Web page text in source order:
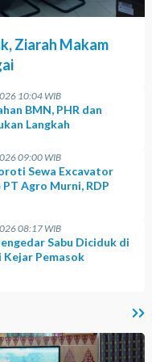
Ziarah Makam
10:04 WIB
BMN, PHR dan
Langkah
09:00 WIB
Sewa Excavator
PT Agro Murni, RDP
08:17 WIB
Sabu Diciduk di
Kejar Pemasok